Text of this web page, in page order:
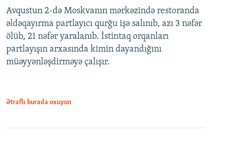
Avqustun 2-də Moskvanın mərkəzində restoranda
əldəqayırma partlayıcı qurğu işə salınıb, azı 3 nəfər
ölüb, 21 nəfər yaralanıb. İstintaq orqanları
partlayışın arxasında kimin dayandığını
müəyyənləşdirməyə çalışır.
Ətraflı burada oxuyun